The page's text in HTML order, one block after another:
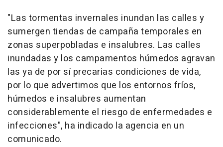
"Las tormentas invernales inundan las calles y
sumergen tiendas de campaña temporales en
zonas superpobladas e insalubres. Las calles
inundadas y los campamentos húmedos agravan
las ya de por sí precarias condiciones de vida,
por lo que advertimos que los entornos fríos,
húmedos e insalubres aumentan
considerablemente el riesgo de enfermedades e
infecciones", ha indicado la agencia en un
comunicado.